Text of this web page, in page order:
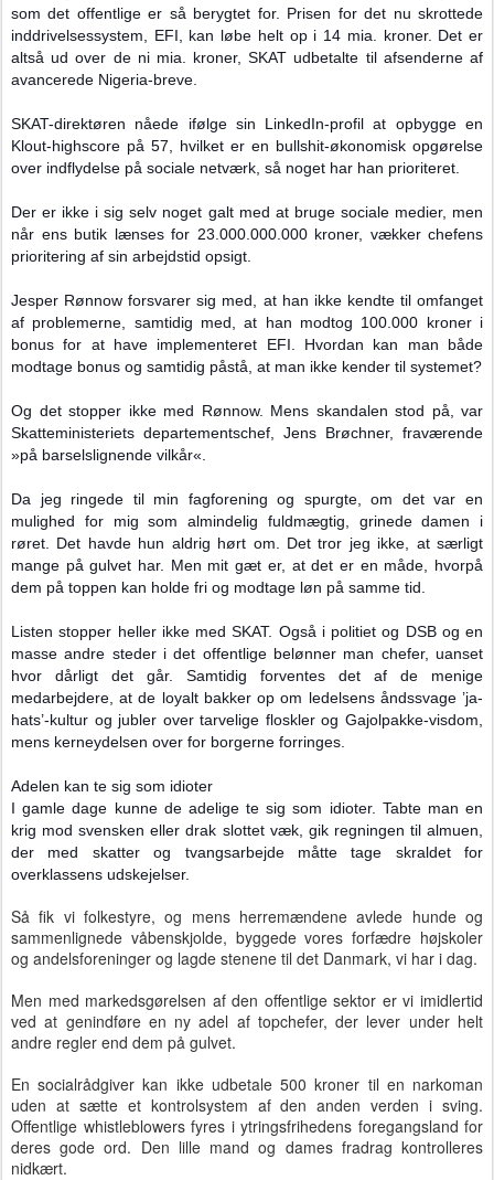
som det offentlige er så berygtet for. Prisen for det nu skrottede
inddrivelsessystem, EFI, kan løbe helt op i 14 mia. kroner. Det er
altså ud over de ni mia. kroner, SKAT udbetalte til afsenderne af
avancerede Nigeria-breve.
SKAT-direktøren nåede ifølge sin LinkedIn-profil at opbygge en
Klout-highscore på 57, hvilket er en bullshit-økonomisk opgørelse
over indflydelse på sociale netværk, så noget har han prioriteret.
Der er ikke i sig selv noget galt med at bruge sociale medier, men
når ens butik lænses for 23.000.000.000 kroner, vækker chefens
prioritering af sin arbejdstid opsigt.
Jesper Rønnow forsvarer sig med, at han ikke kendte til omfanget
af problemerne, samtidig med, at han modtog 100.000 kroner i
bonus for at have implementeret EFI. Hvordan kan man både
modtage bonus og samtidig påstå, at man ikke kender til systemet?
Og det stopper ikke med Rønnow. Mens skandalen stod på, var
Skatteministeriets departementschef, Jens Brøchner, fraværende
»på barselslignende vilkår«.
Da jeg ringede til min fagforening og spurgte, om det var en
mulighed for mig som almindelig fuldmægtig, grinede damen i
røret. Det havde hun aldrig hørt om. Det tror jeg ikke, at særligt
mange på gulvet har. Men mit gæt er, at det er en måde, hvorpå
dem på toppen kan holde fri og modtage løn på samme tid.
Listen stopper heller ikke med SKAT. Også i politiet og DSB og en
masse andre steder i det offentlige belønner man chefer, uanset
hvor dårligt det går. Samtidig forventes det af de menige
medarbejdere, at de loyalt bakker op om ledelsens åndssvage ’ja-
hats’-kultur og jubler over tarvelige floskler og Gajolpakke-visdom,
mens kerneydelsen over for borgerne forringes.
Adelen kan te sig som idioter
I gamle dage kunne de adelige te sig som idioter. Tabte man en
krig mod svensken eller drak slottet væk, gik regningen til almuen,
der med skatter og tvangsarbejde måtte tage skraldet for
overklassens udskejelser.
Så fik vi folkestyre, og mens herremændene avlede hunde og
sammenlignede våbenskjolde, byggede vores forfædre højskoler
og andelsforeninger og lagde stenene til det Danmark, vi har i dag.
Men med markedsgørelsen af den offentlige sektor er vi imidlertid
ved at genindføre en ny adel af topchefer, der lever under helt
andre regler end dem på gulvet.
En socialrådgiver kan ikke udbetale 500 kroner til en narkoman
uden at sætte et kontrolsystem af den anden verden i sving.
Offentlige whistleblowers fyres i ytringsfrihedens foregangsland for
deres gode ord. Den lille mand og dames fradrag kontrolleres
nidkært.